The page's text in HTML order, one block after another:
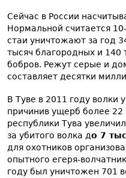
Сейчас в России
Нормальной считается
стаи уничтожают за год
тысяч благородных и 140
бобров. Режут серые и
составляет десятки
В Туве в 2011 году волки
причинив ущерб более
республики Тува
за убитого волка до 7
для охотников
опытного егеря-
году был уничтожен 701